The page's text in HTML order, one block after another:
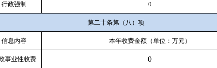
行政强制 0
第二十条第（八）项
信息内容 本年收费金额（单位：万元）
事业性收费 0